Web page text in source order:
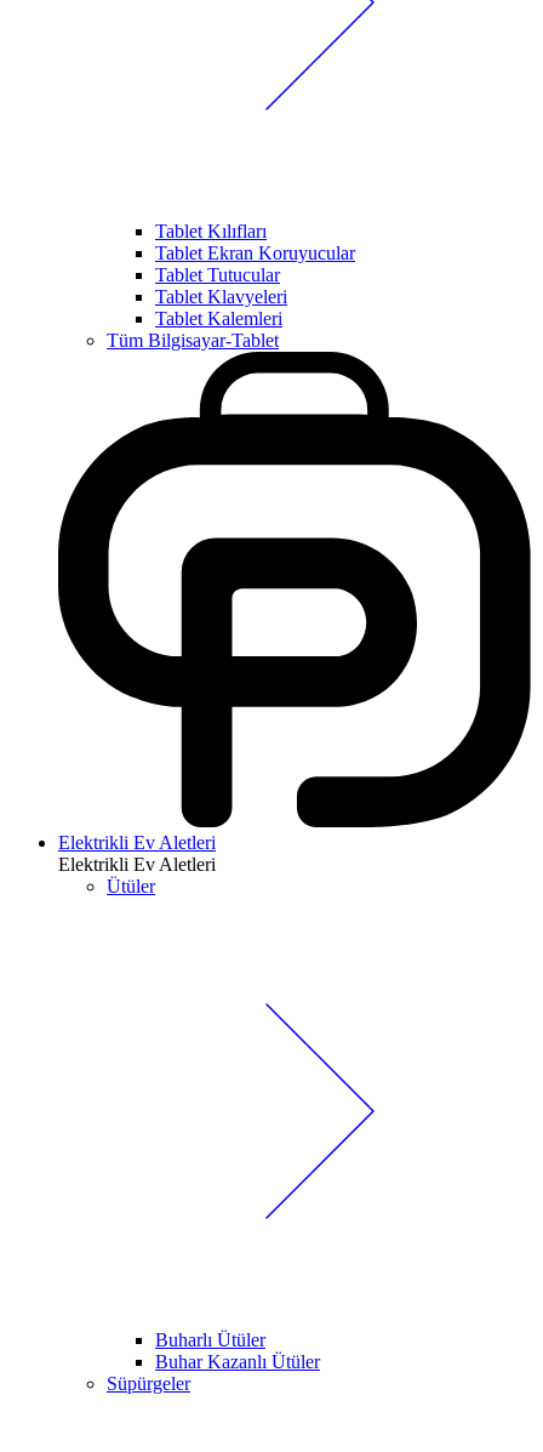
Tablet Kılıfları
Tablet Ekran Koruyucular
Tablet Tutucular
Tablet Klavyeleri
Tablet Kalemleri
Tüm Bilgisayar-Tablet
Elektrikli Ev Aletleri
Elektrikli Ev Aletleri
Ütüler
Buharlı Ütüler
Buhar Kazanlı Ütüler
Süpürgeler